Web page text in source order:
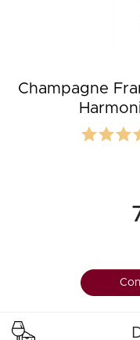
Champagne